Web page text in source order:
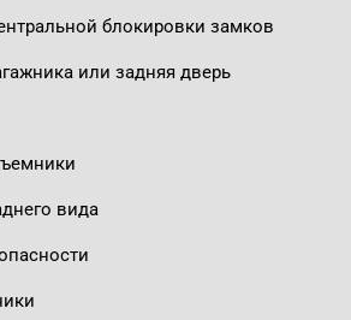
блокировки замков
или задняя дверь
вида